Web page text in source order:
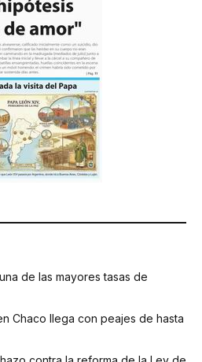
de las mayores tasas de
Chaco llega con peajes de hasta